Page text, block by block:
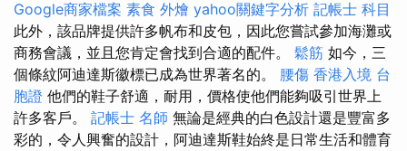
Google商家檔案 素食 外燴 yahoo關鍵字分析 記帳士 科目
此外，該品牌提供許多帆布和皮包，因此您嘗試參加海灘或
商務會議，並且您肯定會找到合適的配件。 鬆筋 如今，三
個條紋阿迪達斯徽標已成為世界著名的。 腰傷 香港入境 台
胞證 他們的鞋子舒適，耐用，價格使他們能夠吸引世界上
許多客戶。 記帳士 名師 無論是經典的白色設計還是豐富多
彩的，令人興奮的設計，阿迪達斯鞋始終是日常生活和體育